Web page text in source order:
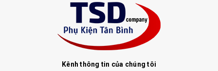
Kênh thông tin của chúng tôi